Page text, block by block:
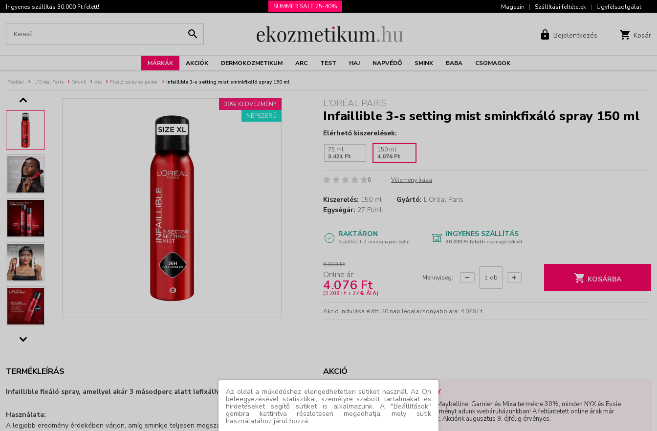
Ingyenes szállítás 30.000 Ft felett! SUMMER SALE 25-40% Magazin | Szállítási feltételek | Ügyfélszolgálat
Bejelentkezés Kosár
MÁRKÁK AKCIÓK DERMOKOZMETIKUM ARC TEST HAJ NAPVÉDŐ SMINK BABA CSOMAGOK
Főoldal L'Oréal Paris Smink Arc Fixáló spray és púder Infaillible 3-s setting mist sminkfixáló spray 150 ml
30% KEDVEZMÉNY
NÉPSZERŰ
L'ORÉAL PARIS
Infaillible 3-s setting mist sminkfixáló spray 150 ml
Elérhető kiszerelések:
75 ml
3.421 Ft
150 ml
4.076 Ft
0 Vélemény írása
Kiszerelés: 150 ml Gyártó: L'Oréal Paris
Egységár: 27 Ft/ml
RAKTÁRON
Szállítás 1-2 munkanapon belül
INGYENES SZÁLLÍTÁS
30.000 Ft feletti csomagértéknél
5.823 Ft
Online ár:
4.076 Ft
(3.209 Ft + 27% ÁFA)
Mennyiség: db KOSÁRBA
Akció indulása előtti 30 nap legalacsonyabb ára: 4.076 Ft
TERMÉKLEÍRÁS
Infaillible fixáló spray, amellyel akár 3 másodperc alatt lefixálhatja sminkjét.
Használata:
A legjobb eredmény érdekében várjon, amíg sminkje teljesen megszárad, mielőtt lefújja.
AKCIÓ
AKÁR 30% KEDVEZMÉNY
Most minden L'Oréal Paris, Maybelline, Garnier és Mixa termékre 30%, minden NYX és Essie
termékre pedig 25% kedvezményt adunk webáruházunkban! A feltüntetett online árak már
tartalmazzák a kedvezményt. Akciónk augusztus 9. éjfélig érvényes.
Az oldal a működéshez elengedhetetlen sütiket használ. Az Ön
beleegyezésével statisztikai, személyre szabott tartalmakat és
hirdetéseket segítő sütiket is alkalmazunk. A "Beállítások"
gombra kattintva részletesen megadhatja, mely sütik
használatához járul hozzá.